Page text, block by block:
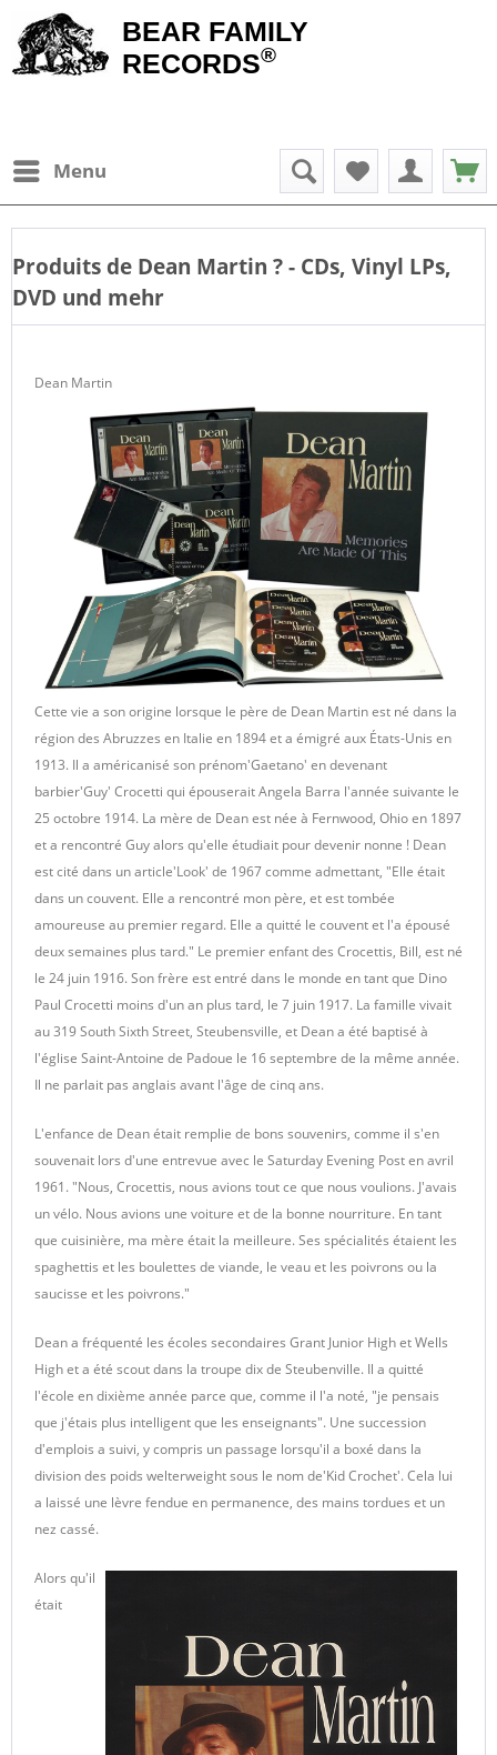
BEAR FAMILY
RECORDS®
Menu
Produits de Dean Martin ? - CDs, Vinyl LPs,
DVD und mehr
Dean Martin
Cette vie a son origine lorsque le père de Dean Martin est né dans la
région des Abruzzes en Italie en 1894 et a émigré aux États-Unis en
1913. Il a américanisé son prénom'Gaetano' en devenant
barbier'Guy' Crocetti qui épouserait Angela Barra l'année suivante le
25 octobre 1914. La mère de Dean est née à Fernwood, Ohio en 1897
et a rencontré Guy alors qu'elle étudiait pour devenir nonne ! Dean
est cité dans un article'Look' de 1967 comme admettant, "Elle était
dans un couvent. Elle a rencontré mon père, et est tombée
amoureuse au premier regard. Elle a quitté le couvent et l'a épousé
deux semaines plus tard." Le premier enfant des Crocettis, Bill, est né
le 24 juin 1916. Son frère est entré dans le monde en tant que Dino
Paul Crocetti moins d'un an plus tard, le 7 juin 1917. La famille vivait
au 319 South Sixth Street, Steubensville, et Dean a été baptisé à
l'église Saint-Antoine de Padoue le 16 septembre de la même année.
Il ne parlait pas anglais avant l'âge de cinq ans.
L'enfance de Dean était remplie de bons souvenirs, comme il s'en
souvenait lors d'une entrevue avec le Saturday Evening Post en avril
1961. "Nous, Crocettis, nous avions tout ce que nous voulions. J'avais
un vélo. Nous avions une voiture et de la bonne nourriture. En tant
que cuisinière, ma mère était la meilleure. Ses spécialités étaient les
spaghettis et les boulettes de viande, le veau et les poivrons ou la
saucisse et les poivrons."
Dean a fréquenté les écoles secondaires Grant Junior High et Wells
High et a été scout dans la troupe dix de Steubenville. Il a quitté
l'école en dixième année parce que, comme il l'a noté, "je pensais
que j'étais plus intelligent que les enseignants". Une succession
d'emplois a suivi, y compris un passage lorsqu'il a boxé dans la
division des poids welterweight sous le nom de'Kid Crochet'. Cela lui
a laissé une lèvre fendue en permanence, des mains tordues et un
nez cassé.
Alors qu'il
était